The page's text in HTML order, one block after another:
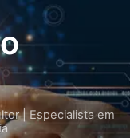
| Especialista em